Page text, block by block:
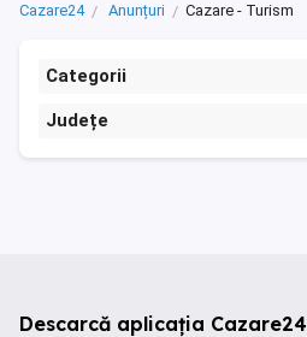
Cazare24 Anunțuri Cazare - Turism
Categorii
Județe
Descarcă aplicația Cazare24